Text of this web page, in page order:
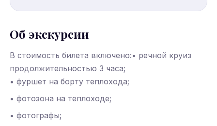
Об экскурсии
В стоимость билета включено:• речной круиз
продолжительностью 3 часа;
• фуршет на борту теплохода;
• фотозона на теплоходе;
• фотографы;